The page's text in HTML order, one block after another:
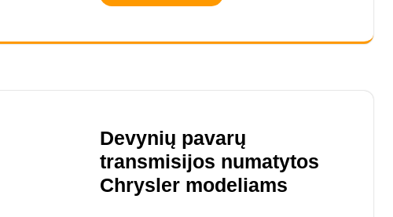
Devynių pavarų
transmisijos numatytos
Chrysler modeliams